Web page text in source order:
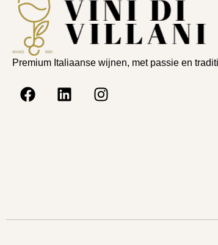
Premium Italiaanse wijnen, met passie en